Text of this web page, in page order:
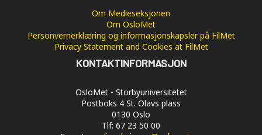
Om Medieseksjonen
Om OsloMet
Personvernerklæring og informasjonskapsler på FilMet
Privacy Statement and Cookies at FilMet
KONTAKTINFORMASJON
OsloMet - Storbyuniversitetet
Postboks 4 St. Olavs plass
0130 Oslo
Tlf: 67 23 50 00